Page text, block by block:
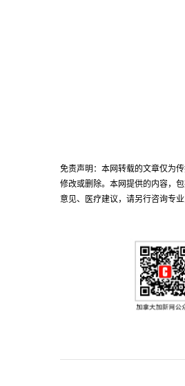
免责声明：本网转载的文章仅为
修改或删除。本网提供的内容，
意见、医疗建议，请另行咨询专